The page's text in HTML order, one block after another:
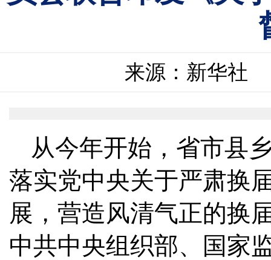
来源：新华社
从今年开始，省市县
落实党中央关于严肃换
展，营造风清气正的换
中共中央组织部、国家